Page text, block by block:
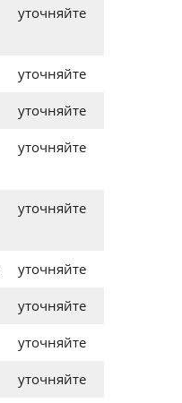
уточняйте
уточняйте
уточняйте
уточняйте
уточняйте
уточняйте
уточняйте
уточняйте
уточняйте